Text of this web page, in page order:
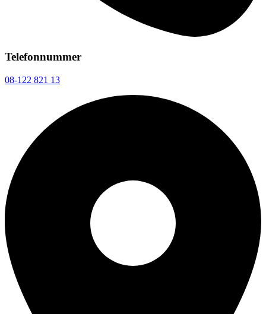
Telefonnummer
08-122 821 13